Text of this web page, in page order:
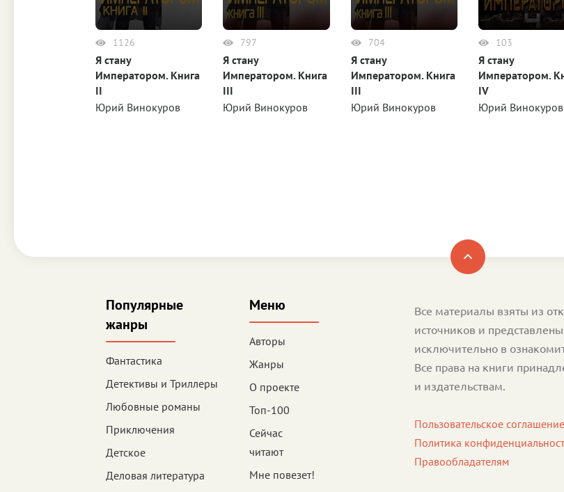
1126
Я стану
Императором. Книга
II
Юрий Винокуров
797
Я стану
Императором. Книга
III
Юрий Винокуров
704
Я стану
Императором. Книга
III
Юрий Винокуров
103
Я стану
Императором.
IV
Юрий Винокуров
Популярные
жанры
Фантастика
Детективы и Триллеры
Любовные романы
Приключения
Детское
Деловая литература
Меню
Авторы
Жанры
О проекте
Топ-100
Сейчас
читают
Мне повезет!
Все материалы взяты из
источников и представлены
исключительно в
Все права на книги
и издательствам.
Пользовательское соглашение
Политика
Правообладателям